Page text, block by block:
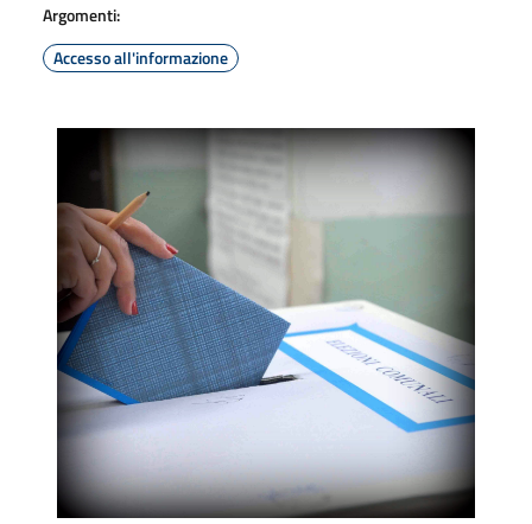
Argomenti:
Accesso all'informazione